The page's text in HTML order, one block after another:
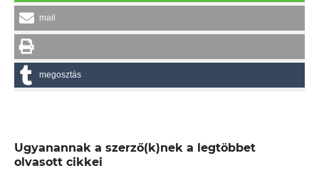
mail
megosztás
Ugyanannak a szerző(k)nek a legtöbbet
olvasott cikkei